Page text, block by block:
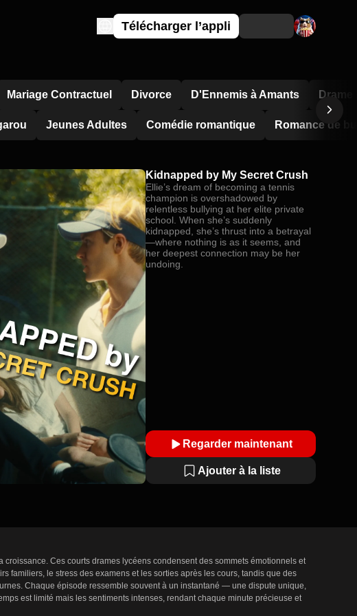
Télécharger l’appli
Mariage Contractuel Divorce D'Ennemis à Amants Drame
Jeunes Adultes Comédie romantique Romance de
Kidnapped by My Secret Crush
Ellie’s dream of becoming a tennis
champion is overshadowed by
relentless bullying at her elite private
school. When she’s suddenly
kidnapped, she’s thrust into a betrayal
—where nothing is as it seems, and
her deepest connection may be her
undoing.
Regarder maintenant
Ajouter à la liste
Ces courts drames lycéens condensent des sommets émotionnels et
familiers, le stress des examens et les sorties après les cours, tandis que des
Chaque épisode ressemble souvent à un instantané — une dispute unique,
est limité mais les sentiments intenses, rendant chaque minute précieuse et